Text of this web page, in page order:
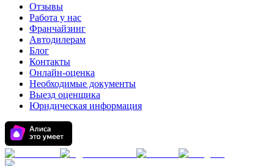
Отзывы
Работа у нас
Франчайзинг
Автодилерам
Блог
Контакты
Онлайн-оценка
Необходимые документы
Выезд оценщика
Юридическая информация